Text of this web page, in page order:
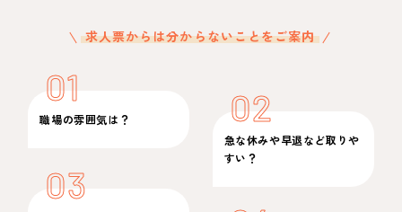
求人票からは分からないことをご案内
01
職場の雰囲気は？ 02
急な休みや早退など取りや
すい？
03